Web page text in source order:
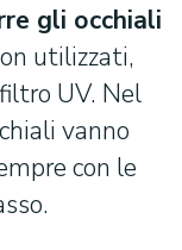
gli occhiali
utilizzati,
UV. Nel
vanno
con le